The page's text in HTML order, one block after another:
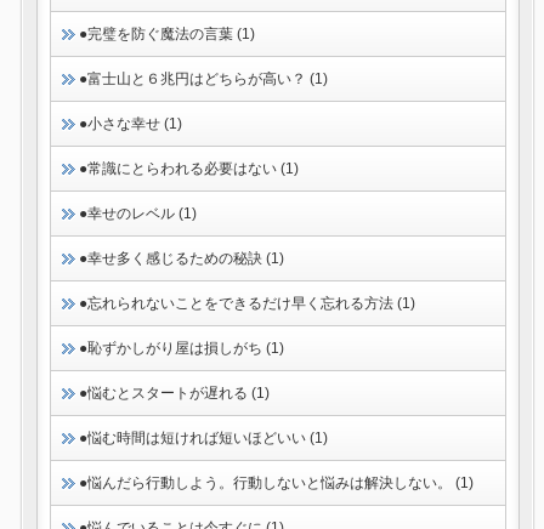
●完璧を防ぐ魔法の言葉 (1)
●富士山と６兆円はどちらが高い？ (1)
●小さな幸せ (1)
●常識にとらわれる必要はない (1)
●幸せのレベル (1)
●幸せ多く感じるための秘訣 (1)
●忘れられないことをできるだけ早く忘れる方法 (1)
●恥ずかしがり屋は損しがち (1)
●悩むとスタートが遅れる (1)
●悩む時間は短ければ短いほどいい (1)
●悩んだら行動しよう。行動しないと悩みは解決しない。 (1)